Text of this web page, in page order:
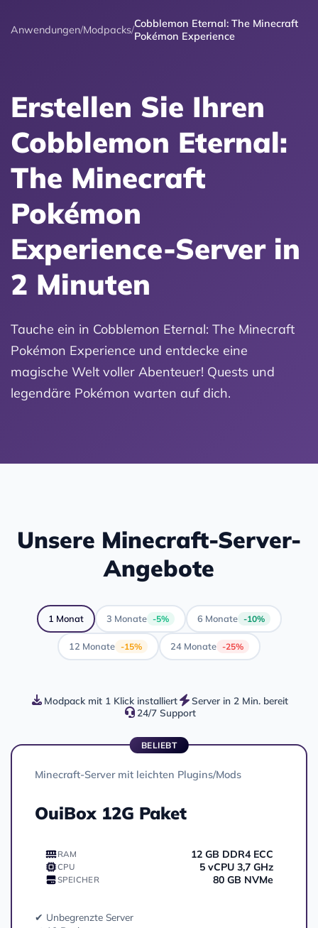
Anwendungen/Modpacks/Cobblemon Eternal: The Minecraft
Pokémon Experience
Erstellen Sie Ihren
Cobblemon Eternal:
The Minecraft
Pokémon
Experience-Server in
2 Minuten
Tauche ein in Cobblemon Eternal: The Minecraft
Pokémon Experience und entdecke eine
magische Welt voller Abenteuer! Quests und
legendäre Pokémon warten auf dich.
Unsere Minecraft-Server-
Angebote
1 Monat 3 Monate -5% 6 Monate -10%
12 Monate -15% 24 Monate -25%
Modpack mit 1 Klick installiert
Server in 2 Min. bereit
24/7 Support
BELIEBT
Minecraft-Server mit leichten Plugins/Mods
OuiBox 12G Paket
RAM 12 GB DDR4 ECC
CPU 5 vCPU 3,7 GHz
SPEICHER 80 GB NVMe
✔ Unbegrenzte Server